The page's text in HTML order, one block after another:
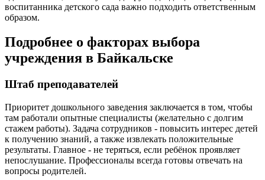
воспитанника детского сада важно подходить ответственным
образом.
Подробнее о факторах выбора
учреждения в Байкальске
Штаб преподавателей
Приоритет дошкольного заведения заключается в том, чтобы
там работали опытные специалисты (желательно с долгим
стажем работы). Задача сотрудников - повысить интерес детей
к получению знаний, а также извлекать положительные
результаты. Главное - не теряться, если ребёнок проявляет
непослушание. Профессионалы всегда готовы отвечать на
вопросы родителей.